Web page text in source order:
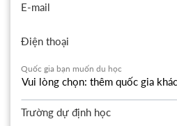
E-mail
Điện thoại
Quốc gia bạn muốn du học
Trường dự định học